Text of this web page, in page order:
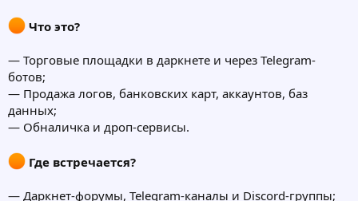
Что это?
— Торговые площадки в даркнете и через Telegram-
ботов;
— Продажа логов, банковских карт, аккаунтов, баз
данных;
— Обналичка и дроп-сервисы.
Где встречается?
— Даркнет-форумы, Telegram-каналы и Discord-группы;